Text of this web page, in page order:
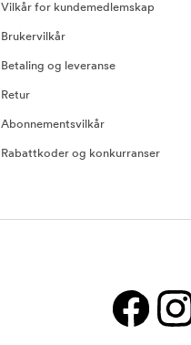
Vilkår for kundemedlemskap
Brukervilkår
Betaling og leveranse
Retur
Abonnementsvilkår
Rabattkoder og konkurranser